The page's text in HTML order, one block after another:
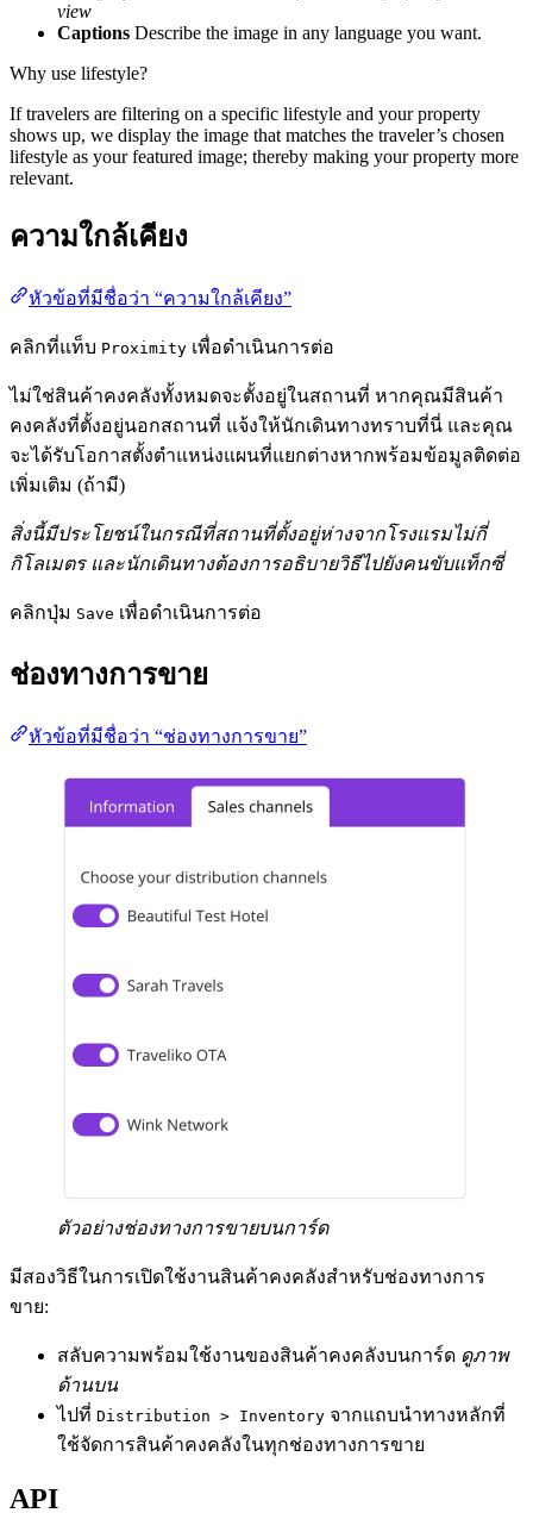
view
Captions Describe the image in any language you want.
Why use lifestyle?
If travelers are filtering on a specific lifestyle and your property
shows up, we display the image that matches the traveler’s chosen
lifestyle as your featured image; thereby making your property more
relevant.
ความใกล้เคียง
หัวข้อที่มีชื่อว่า “ความใกล้เคียง”
คลิกที่แท็บ Proximity เพื่อดำเนินการต่อ
ไม่ใช่สินค้าคงคลังทั้งหมดจะตั้งอยู่ในสถานที่ หากคุณมีสินค้า
คงคลังที่ตั้งอยู่นอกสถานที่ แจ้งให้นักเดินทางทราบที่นี่ และคุณ
จะได้รับโอกาสตั้งตำแหน่งแผนที่แยกต่างหากพร้อมข้อมูลติดต่อ
เพิ่มเติม (ถ้ามี)
สิ่งนี้มีประโยชน์ในกรณีที่สถานที่ตั้งอยู่ห่างจากโรงแรมไม่กี่
กิโลเมตร และนักเดินทางต้องการอธิบายวิธีไปยังคนขับแท็กซี่
คลิกปุ่ม Save เพื่อดำเนินการต่อ
ช่องทางการขาย
หัวข้อที่มีชื่อว่า “ช่องทางการขาย”
ตัวอย่างช่องทางการขายบนการ์ด
มีสองวิธีในการเปิดใช้งานสินค้าคงคลังสำหรับช่องทางการ
ขาย:
สลับความพร้อมใช้งานของสินค้าคงคลังบนการ์ด ดูภาพ
ด้านบน
ไปที่ Distribution > Inventory จากแถบนำทางหลักที่
ใช้จัดการสินค้าคงคลังในทุกช่องทางการขาย
API